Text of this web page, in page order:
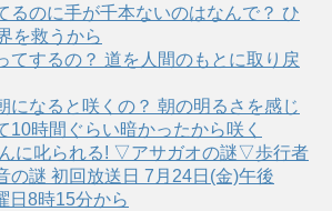
るのに手が千本ないのはなんで？ ひ
を救うから
てするの？ 道を人間のもとに取り戻
になると咲くの？ 朝の明るさを感じ
10時間ぐらい暗かったから咲く
に叱られる! ▽アサガオの謎▽歩行者
謎 初回放送日 7月24日(金)午後
日8時15分から